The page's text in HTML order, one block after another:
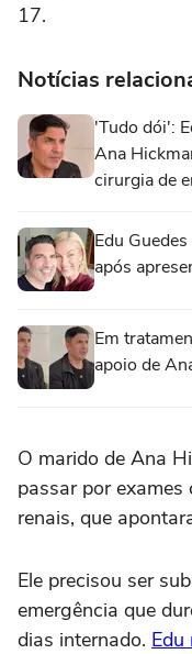
17.
Notícias
'Tudo dói':
Ana
cirurgia de
Edu
após
Em
apoio de
O marido de Ana
passar por
renais, que
Ele precisou ser
emergência que
dias internado.